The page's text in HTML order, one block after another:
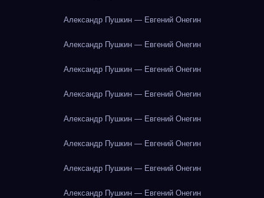
Александр Пушкин — Евгений Онегин
Александр Пушкин — Евгений Онегин
Александр Пушкин — Евгений Онегин
Александр Пушкин — Евгений Онегин
Александр Пушкин — Евгений Онегин
Александр Пушкин — Евгений Онегин
Александр Пушкин — Евгений Онегин
Александр Пушкин — Евгений Онегин